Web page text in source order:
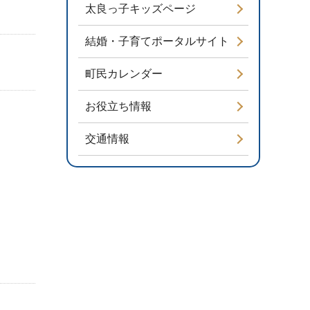
太良っ子キッズページ
結婚・子育てポータルサイト
町民カレンダー
お役立ち情報
交通情報